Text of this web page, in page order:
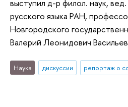
выступил д-р филол. наук,
русского языка РАН,
Новгородского
Валерий Леонидович
Наука дискуссии репортаж о